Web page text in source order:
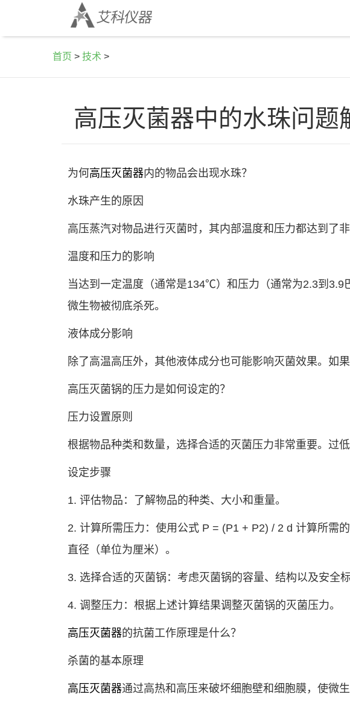
首页 > 技术 >
高压灭菌器中的水珠问题
为何高压灭菌器内的物品会出现水珠？
水珠产生的原因
高压蒸汽对物品进行灭菌时，其内部温度和压力都达到了
温度和压力的影响
当达到一定温度（通常是134℃）和压力（通常为2.3到3.9
微生物被彻底杀死。
液体成分影响
除了高温高压外，其他液体成分也可能影响灭菌效果。如
高压灭菌锅的压力是如何设定的？
压力设置原则
根据物品种类和数量，选择合适的灭菌压力非常重要。过
设定步骤
1. 评估物品：了解物品的种类、大小和重量。
2. 计算所需压力：使用公式 P = (P1 + P2) / 2 d 计算所需
直径（单位为厘米）。
3. 选择合适的灭菌锅：考虑灭菌锅的容量、结构以及安全标
4. 调整压力：根据上述计算结果调整灭菌锅的灭菌压力。
高压灭菌器的抗菌工作原理是什么？
杀菌的基本原理
高压灭菌器通过高热和高压来破坏细胞壁和细胞膜，使微